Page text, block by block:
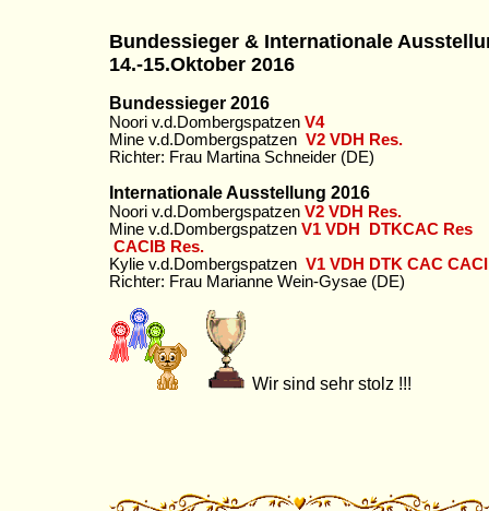
Bundessieger & Internationale
14.-15.Oktober 2016
Bundessieger 2016
Noori v.d.Dombergspatzen V4
Mine v.d.Dombergspatzen V2 VDH Res.
Richter: Frau Martina Schneider (DE)
Internationale Ausstellung 2016
Noori v.d.Dombergspatzen V2 VDH Res.
Mine v.d.Dombergspatzen V1 VDH DTKCAC Res
CACIB Res.
Kylie v.d.Dombergspatzen V1 VDH DTK CAC
Richter: Frau Marianne Wein-Gysae (DE)
Wir sind sehr stolz !!!